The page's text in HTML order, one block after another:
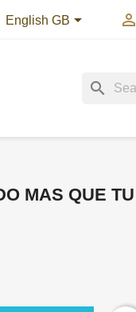
English GB 
search
MAS QUE TU